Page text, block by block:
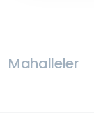
Mahalleler